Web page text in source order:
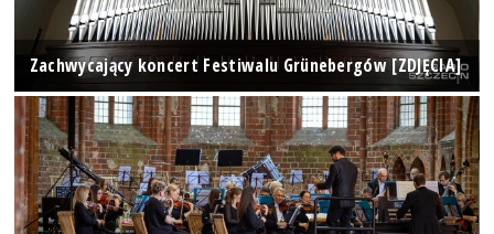
Zachwycający koncert Festiwalu Grünebergów [ZDJĘCIA]